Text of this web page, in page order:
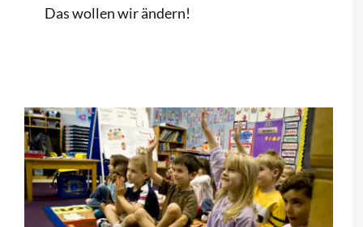
Das wollen wir ändern!